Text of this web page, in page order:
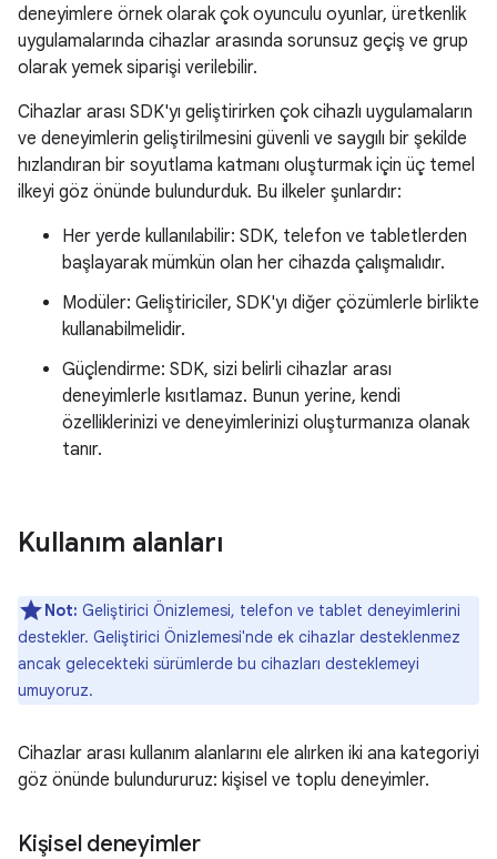
deneyimlere örnek olarak çok oyunculu oyunlar, üretkenlik
uygulamalarında cihazlar arasında sorunsuz geçiş ve grup
olarak yemek siparişi verilebilir.
Cihazlar arası SDK'yı geliştirirken çok cihazlı uygulamaların
ve deneyimlerin geliştirilmesini güvenli ve saygılı bir şekilde
hızlandıran bir soyutlama katmanı oluşturmak için üç temel
ilkeyi göz önünde bulundurduk. Bu ilkeler şunlardır:
Her yerde kullanılabilir: SDK, telefon ve tabletlerden
başlayarak mümkün olan her cihazda çalışmalıdır.
Modüler: Geliştiriciler, SDK'yı diğer çözümlerle birlikte
kullanabilmelidir.
Güçlendirme: SDK, sizi belirli cihazlar arası
deneyimlerle kısıtlamaz. Bunun yerine, kendi
özelliklerinizi ve deneyimlerinizi oluşturmanıza olanak
tanır.
Kullanım alanları
Not: Geliştirici Önizlemesi, telefon ve tablet deneyimlerini
destekler. Geliştirici Önizlemesi'nde ek cihazlar desteklenmez
ancak gelecekteki sürümlerde bu cihazları desteklemeyi
umuyoruz.
Cihazlar arası kullanım alanlarını ele alırken iki ana kategoriyi
göz önünde bulundururuz: kişisel ve toplu deneyimler.
Kişisel deneyimler